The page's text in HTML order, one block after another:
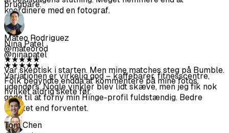
Jake Morrison
@jakemorrison
★★★ ★★
Oprigtigt imponeret over, hvor hurtigt det gik. Uploadede
mine fotos i frokostpausen og havde alt klar inden
arbejdsdagens slutning. Meget nemmere end at
koordinere med en fotograf.
Nina Patel
@ninapatel
★★★★★
Folk begyndte endda at kommentere på mine fotos,
hvilket aldrig skete før.
Tom Chen
@tomchen
★★★★★
Fotos ser overraskende naturlige ud. Mine venner troede,
jeg bare havde hyret nogen til en afslappet fotografering.
Realisme-score-funktionen er faktisk nyttig – jeg brugte
kun dem over 85.